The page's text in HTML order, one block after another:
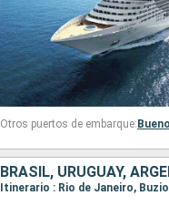
Otros puertos de embarque:
BRASIL, URUGUAY,
Itinerario : Rio de Janeiro,